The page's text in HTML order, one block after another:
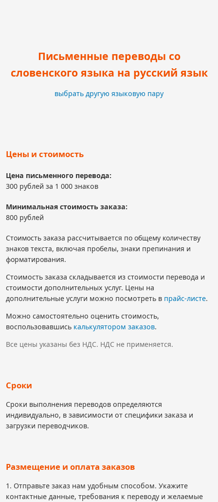
Письменные переводы со
словенского языка на русский язык
выбрать другую языковую пару
Цены и стоимость
Цена письменного перевода:
300 рублей за 1 000 знаков
Минимальная стоимость заказа:
800 рублей
Стоимость заказа рассчитывается по общему количеству
знаков текста, включая пробелы, знаки препинания и
форматирования.
Стоимость заказа складывается из стоимости перевода и
стоимости дополнительных услуг. Цены на
дополнительные услуги можно посмотреть в прайс-листе.
Можно самостоятельно оценить стоимость,
воспользовавшись калькулятором заказов.
Все цены указаны без НДС. НДС не применяется.
Сроки
Сроки выполнения переводов определяются
индивидуально, в зависимости от специфики заказа и
загрузки переводчиков.
Размещение и оплата заказов
1. Отправьте заказ нам удобным способом. Укажите
контактные данные, требования к переводу и желаемые